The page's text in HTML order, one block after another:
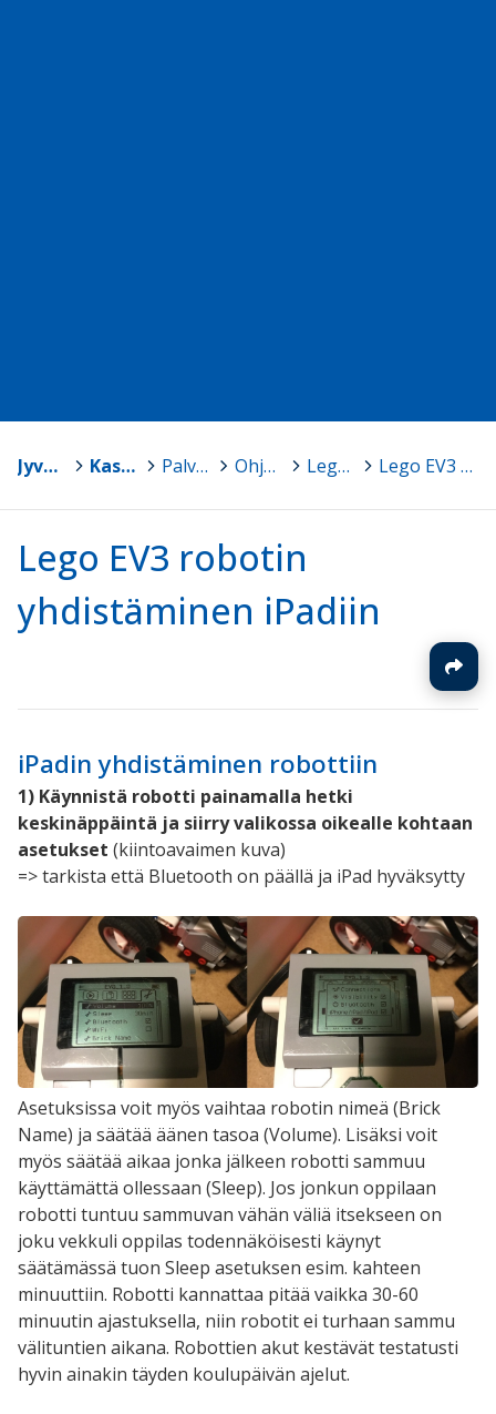
Jyväskylä > Kasvun ja oppimisen TVT-tuki > Palvelut ja ohjelmistot > Ohjelmointi ja robotiikka > Lego EV3 robotiikkaa peruskouluun > Lego EV3 robotin yhdistäminen iPadiin
Lego EV3 robotin
yhdistäminen iPadiin
iPadin yhdistäminen robottiin
1) Käynnistä robotti painamalla hetki
keskinäppäintä ja siirry valikossa oikealle kohtaan
asetukset (kiintoavaimen kuva)
=> tarkista että Bluetooth on päällä ja iPad hyväksytty
Asetuksissa voit myös vaihtaa robotin nimeä (Brick
Name) ja säätää äänen tasoa (Volume). Lisäksi voit
myös säätää aikaa jonka jälkeen robotti sammuu
käyttämättä ollessaan (Sleep). Jos jonkun oppilaan
robotti tuntuu sammuvan vähän väliä itsekseen on
joku vekkuli oppilas todennäköisesti käynyt
säätämässä tuon Sleep asetuksen esim. kahteen
minuuttiin. Robotti kannattaa pitää vaikka 30-60
minuutin ajastuksella, niin robotit ei turhaan sammu
välituntien aikana. Robottien akut kestävät testatusti
hyvin ainakin täyden koulupäivän ajelut.